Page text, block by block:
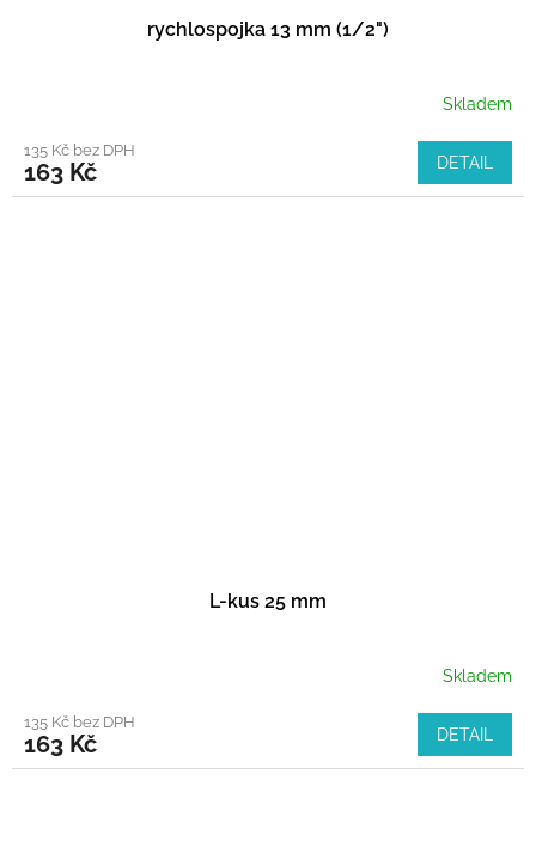
rychlospojka 13 mm (1/2")
Skladem
135 Kč bez DPH
163 Kč DETAIL
L-kus 25 mm
Skladem
135 Kč bez DPH
163 Kč DETAIL